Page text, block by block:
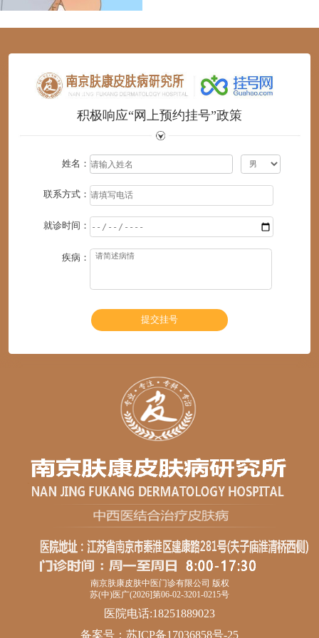
123456
积极响应“网上预约挂号”政策
姓名：
联系方式：
就诊时间：
疾病：
南京肤康皮肤中医门诊有限公司 版权
苏(中)医广(2026]第06-02-3201-0215号
医院电话:18251889023
备案号： 苏ICP备17036858号-25